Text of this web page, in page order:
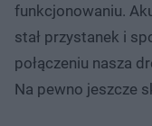
funkcjonowaniu.
stał przystanek i
połączeniu nasza
Na pewno jeszcze